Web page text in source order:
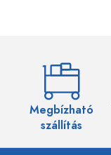
Megbízható
szállítás